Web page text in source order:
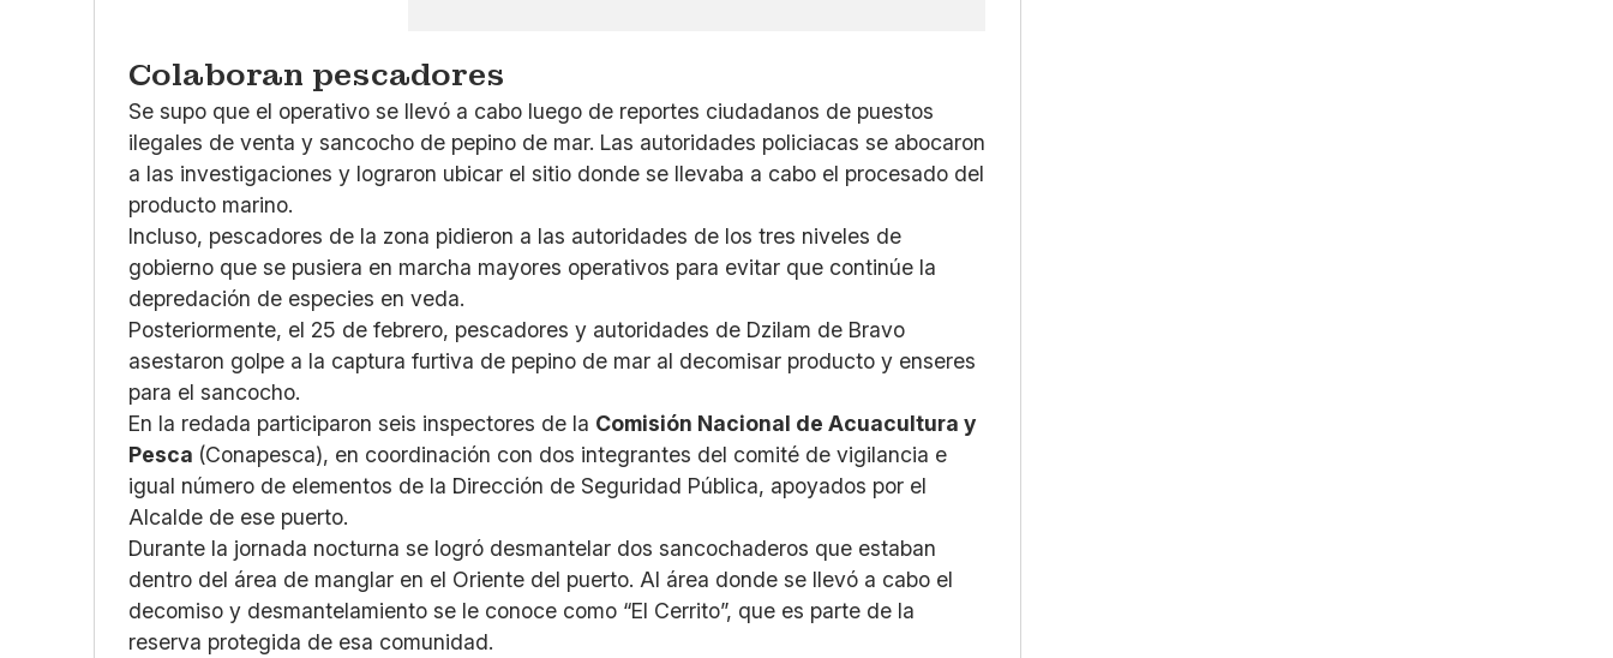
Colaboran pescadores
Se supo que el operativo se llevó a cabo luego de reportes ciudadanos de puestos
ilegales de venta y sancocho de pepino de mar. Las autoridades policiacas se abocaron
a las investigaciones y lograron ubicar el sitio donde se llevaba a cabo el procesado del
producto marino.
Incluso, pescadores de la zona pidieron a las autoridades de los tres niveles de
gobierno que se pusiera en marcha mayores operativos para evitar que continúe la
depredación de especies en veda.
Posteriormente, el 25 de febrero, pescadores y autoridades de Dzilam de Bravo
asestaron golpe a la captura furtiva de pepino de mar al decomisar producto y enseres
para el sancocho.
En la redada participaron seis inspectores de la Comisión Nacional de Acuacultura y
Pesca (Conapesca), en coordinación con dos integrantes del comité de vigilancia e
igual número de elementos de la Dirección de Seguridad Pública, apoyados por el
Alcalde de ese puerto.
Durante la jornada nocturna se logró desmantelar dos sancochaderos que estaban
dentro del área de manglar en el Oriente del puerto. Al área donde se llevó a cabo el
decomiso y desmantelamiento se le conoce como “El Cerrito”, que es parte de la
reserva protegida de esa comunidad.